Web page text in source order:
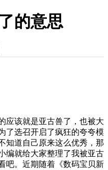
的意思
应该就是亚古兽了，也被大
了选召开启了疯狂的夸夸模
知道自己原来这么优秀，那
编就给大家整理了我被亚古
吧。近期随着《数码宝贝新